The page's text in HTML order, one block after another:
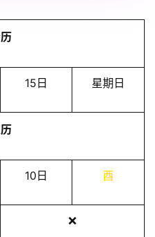
15日 星期日
10日 酉
❌